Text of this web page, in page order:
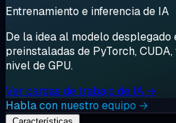
Entrenamiento e inferencia de IA
De la idea al modelo
preinstaladas de PyTorch,
nivel de GPU.
Ver cargas de trabajo de IA →
Habla con nuestro equipo →